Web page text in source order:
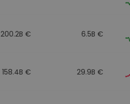
200.2B € 6.5B €
158.4B € 29.9B €